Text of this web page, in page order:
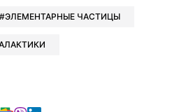
ЭЛЕМЕНТАРНЫЕ ЧАСТИЦЫ